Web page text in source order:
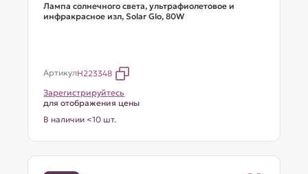
Лампа солнечного света, ультрафиолетовое и
инфракрасное изл, Solar Glo, 80W
АртикулH223348
Зарегистрируйтесь
для отображения цены
В наличии <10 шт.